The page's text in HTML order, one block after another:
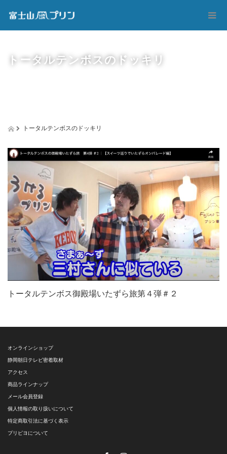
トータルテンボスのドッキリ
トータルテンボスのドッキリ
トータルテンボス御殿場いたずら旅第４弾＃２
オンラインショップ
静岡朝日テレビ密着取材
アクセス
商品ラインナップ
メール会員登録
個人情報の取り扱いについて
特定商取引法に基づく表示
プリピヨについて